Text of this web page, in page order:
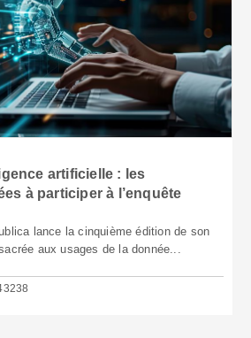
artificielle : les
à participer à l’enquête
lance la cinquième édition de son
aux usages de la donnée...